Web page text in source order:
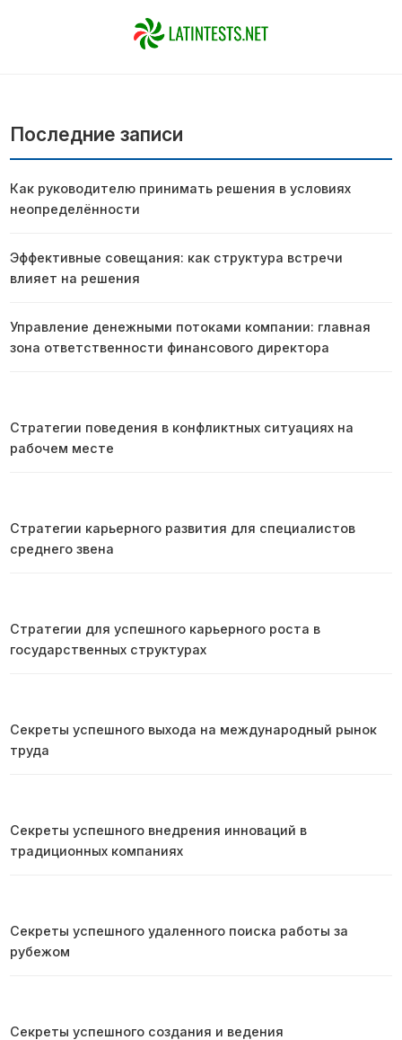
Последние записи
Как руководителю принимать решения в условиях
неопределённости
Эффективные совещания: как структура встречи
влияет на решения
Управление денежными потоками компании: главная
зона ответственности финансового директора
Стратегии поведения в конфликтных ситуациях на
рабочем месте
Стратегии карьерного развития для специалистов
среднего звена
Стратегии для успешного карьерного роста в
государственных структурах
Секреты успешного выхода на международный рынок
труда
Секреты успешного внедрения инноваций в
традиционных компаниях
Секреты успешного удаленного поиска работы за
рубежом
Секреты успешного создания и ведения